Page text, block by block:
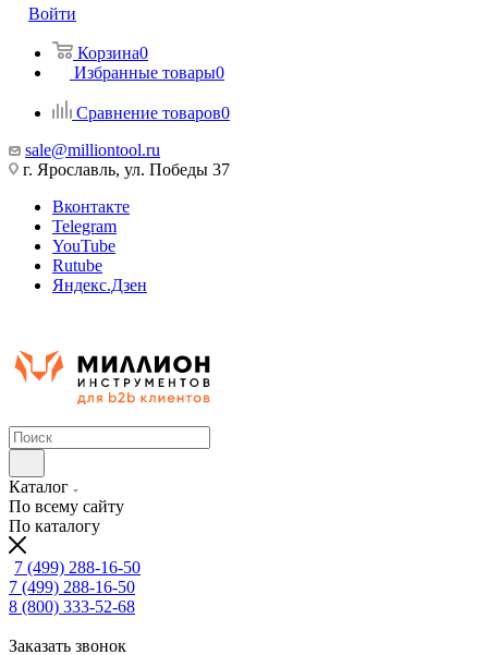
Войти
Корзина0
Избранные товары0
Сравнение товаров0
sale@milliontool.ru
г. Ярославль, ул. Победы 37
Вконтакте
Telegram
YouTube
Rutube
Яндекс.Дзен
Каталог
По всему сайту
По каталогу
7 (499) 288-16-50
7 (499) 288-16-50
8 (800) 333-52-68
Заказать звонок